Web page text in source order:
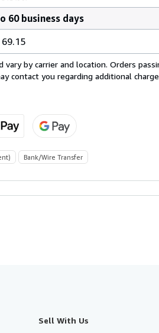
60 business days
69.15
by carrier and location. Orders
contact you regarding additional
Bank/Wire Transfer
Sell With Us